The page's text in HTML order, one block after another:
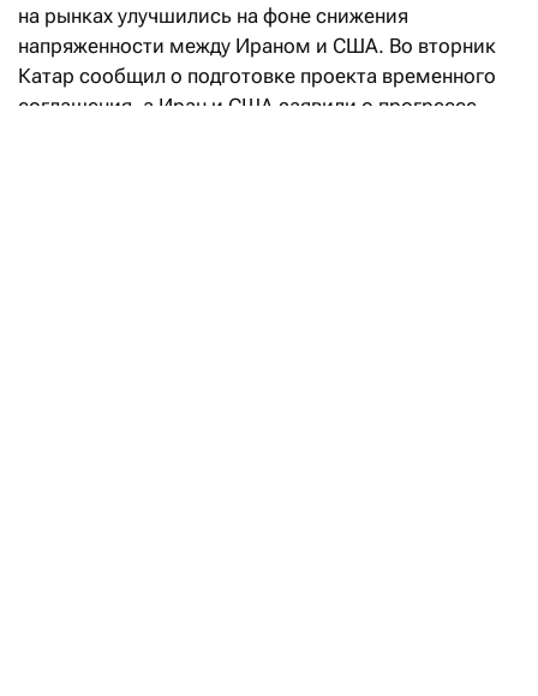
на рынках улучшились на фоне снижения
напряженности между Ираном и США. Во вторник
Катар сообщил о подготовке проекта временного
соглашения, а Иран и США заявили о прогрессе